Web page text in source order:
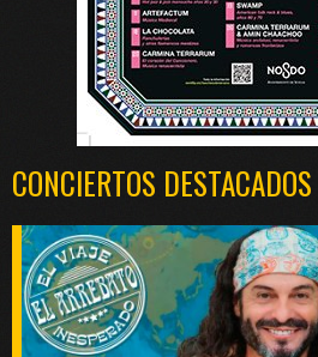
CONCIERTOS DESTACADOS